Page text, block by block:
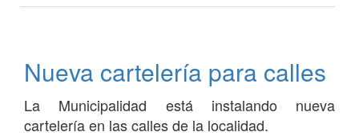
Comienza
el
relevamiento
de
Nueva cartelería para calles
La Municipalidad está instalando nueva
cartelería en las calles de la localidad.